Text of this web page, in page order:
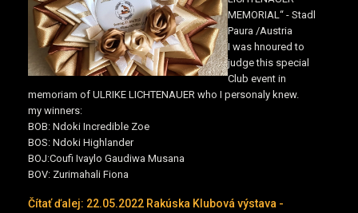
MEMORIAL“ - Stadl
Paura /Austria
I was hnoured to
judge this special
Club event in
memoriam of ULRIKE LICHTENAUER who I personaly knew.
my winners:
BOB: Ndoki Incredible Zoe
BOS: Ndoki Highlander
BOJ:Coufi Ivaylo Gaudiwa Musana
BOV: Zurimahali Fiona
Čítať ďalej: 22.05.2022 Rakúska Klubová výstava -